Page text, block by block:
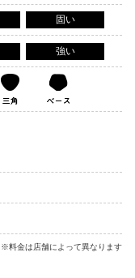
固い
強い
※料金は店舗によって異なります